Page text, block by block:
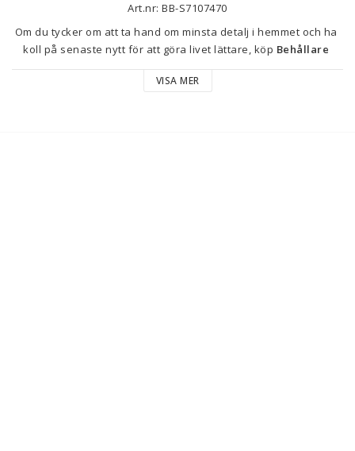
Art.nr: BB-S7107470
Om du tycker om att ta hand om minsta detalj i hemmet och ha
koll på senaste nytt för att göra livet lättare, köp Behållare
Baumalu 207014 3 L Ø 26 cm till bästa pris.
VISA MER